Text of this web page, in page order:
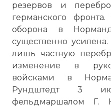
резервов и
германского
оборона в
существенно
лишь частную
изменение в
войсками в
Рундштедт 3
фельдмаршалом Г.